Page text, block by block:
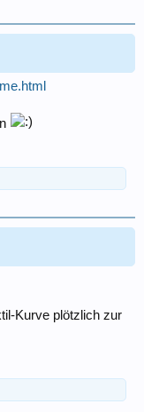
Kurve plötzlich zur